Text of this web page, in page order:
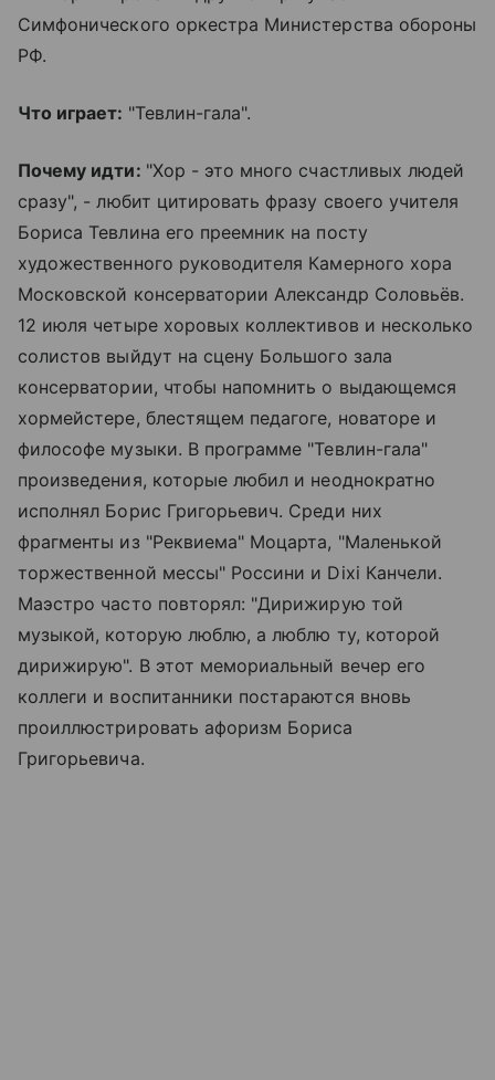
Симфонического оркестра Министерства обороны
РФ.
Что играет: "Тевлин-гала".
Почему идти: "Хор - это много счастливых людей
сразу", - любит цитировать фразу своего учителя
Бориса Тевлина его преемник на посту
художественного руководителя Камерного хора
Московской консерватории Александр Соловьёв.
12 июля четыре хоровых коллективов и несколько
солистов выйдут на сцену Большого зала
консерватории, чтобы напомнить о выдающемся
хормейстере, блестящем педагоге, новаторе и
философе музыки. В программе "Тевлин-гала"
произведения, которые любил и неоднократно
исполнял Борис Григорьевич. Среди них
фрагменты из "Реквиема" Моцарта, "Маленькой
торжественной мессы" Россини и Dixi Канчели.
Маэстро часто повторял: "Дирижирую той
музыкой, которую люблю, а люблю ту, которой
дирижирую". В этот мемориальный вечер его
коллеги и воспитанники постараются вновь
проиллюстрировать афоризм Бориса
Григорьевича.